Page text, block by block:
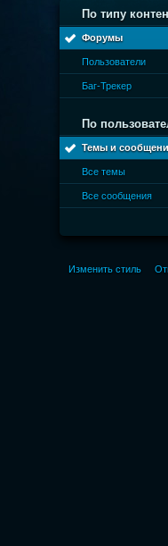
По типу
Форумы
Пользователи
Баг-Трекер
По
Темы и
Все темы
Все сообщения
Изменить стиль